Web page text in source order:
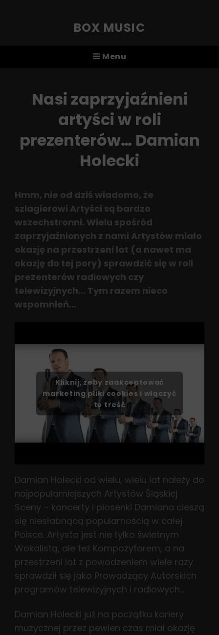
BOX MUSIC
Menu
Nasi zaprzyjaźnieni
artyści w roli
prezenterów… Damian
Holecki
Hmm, nie od dziś wiadomo, że
szlagierowi Artyści są bardzo
wszechstronni. Wielu spośród
zaprzyjaźnionych z nami Artystów miało
okazję na przestrzeni lat (a nawet ma
okazję do tej pory) sprawdzić się w roli
prezenterów radiowych czy
telewizyjnych… Tym razem nieco
wspomnień…
Kliknij, żeby zaakceptować
marketing pliki cookies i włączyć
tę treść
Damian Holecki od wielu, wielu lat należy do
najpopularniejszych Artystów Śląskiej
Sceny – koncerty i piosenki Damiana cieszą
się niesłabnącą popularnością w całej
Polsce. Artysta jest nie tylko świetnym
Wokalistą, ale też Kompozytorem, a na
przestrzeni lat z powodzeniem wiele razy
sprawdził się jako Prowadzący Autorskich
programów telewizyjnych i radiowych…
Damian Holecki już na początku kariery
muzycznej przez pewien czas miał okazję